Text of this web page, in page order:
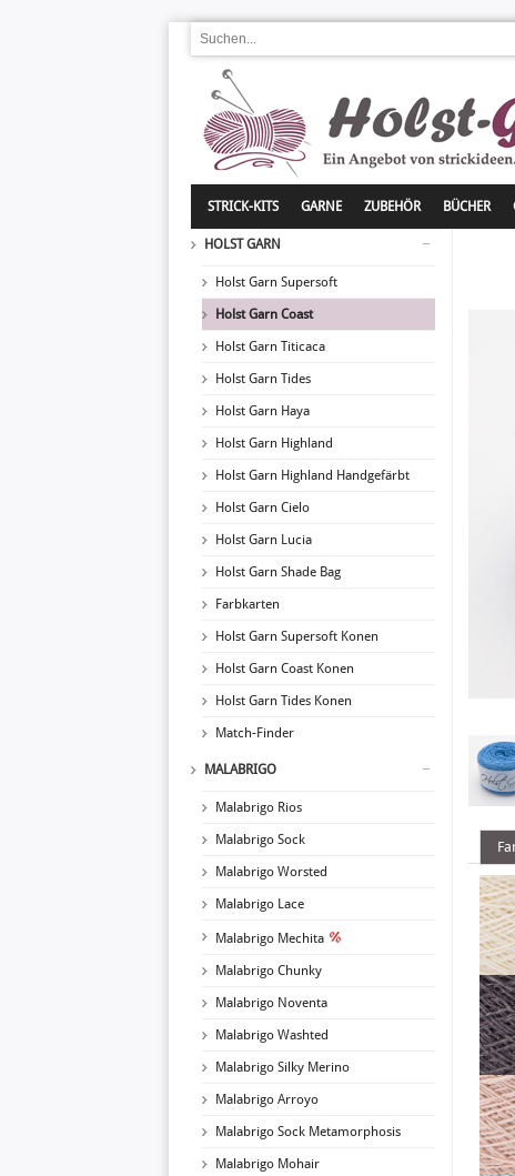
STRICK-KITS GARNE ZUBEHÖR BÜCHER
HOLST GARN
Holst Garn Supersoft
Holst Garn Coast
Holst Garn Titicaca
Holst Garn Tides
Holst Garn Haya
Holst Garn Highland
Holst Garn Highland Handgefärbt
Holst Garn Cielo
Holst Garn Lucia
Holst Garn Shade Bag
Farbkarten
Holst Garn Supersoft Konen
Holst Garn Coast Konen
Holst Garn Tides Konen
Match-Finder
MALABRIGO
Malabrigo Rios
Malabrigo Sock
Malabrigo Worsted
Malabrigo Lace
Malabrigo Mechita
Malabrigo Chunky
Malabrigo Noventa
Malabrigo Washted
Malabrigo Silky Merino
Malabrigo Arroyo
Malabrigo Sock Metamorphosis
Malabrigo Mohair